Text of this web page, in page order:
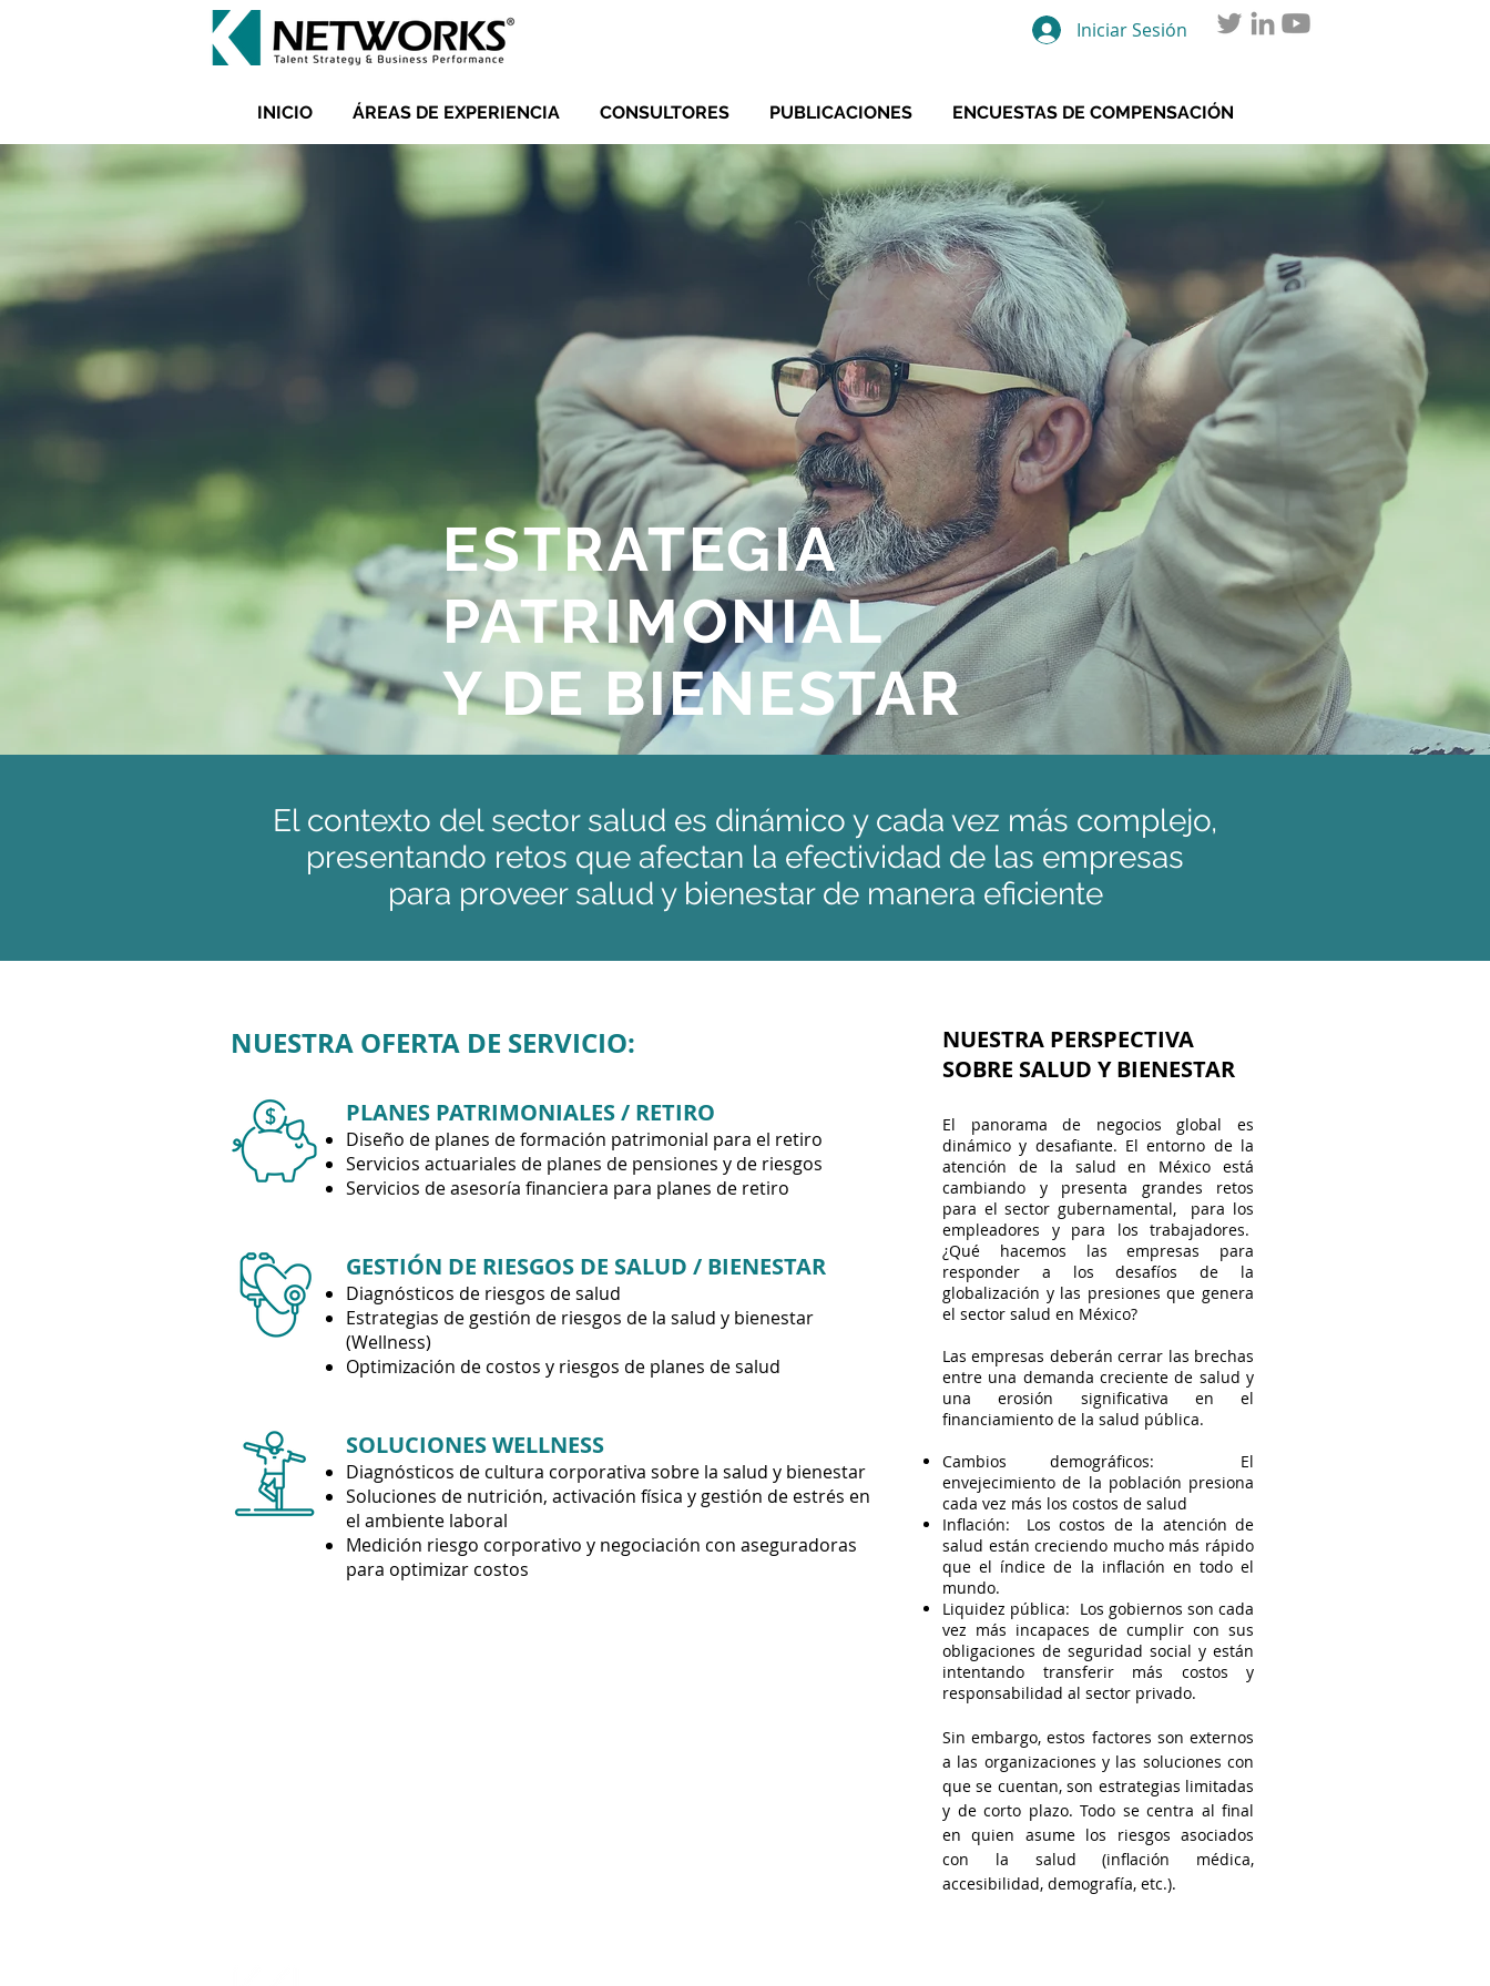
Iniciar Sesión
INICIO ÁREAS DE EXPERIENCIA CONSULTORES PUBLICACIONES ENCUESTAS DE COMPENSACIÓN
ESTRATEGIA
PATRIMONIAL
Y DE BIENESTAR
El contexto del sector salud es dinámico y cada vez más complejo,
presentando retos que afectan la efectividad de las empresas
para proveer salud y bienestar de manera eficiente
NUESTRA OFERTA DE SERVICIO:
PLANES PATRIMONIALES / RETIRO
Diseño de planes de formación patrimonial para el retiro
Servicios actuariales de planes de pensiones y de riesgos
Servicios de asesoría financiera para planes de retiro
GESTIÓN DE RIESGOS DE SALUD / BIENESTAR
Diagnósticos de riesgos de salud
Estrategias de gestión de riesgos de la salud y bienestar
(Wellness)
Optimización de costos y riesgos de planes de salud
SOLUCIONES WELLNESS
Diagnósticos de cultura corporativa sobre la salud y bienestar
Soluciones de nutrición, activación física y gestión de estrés en
el ambiente laboral
Medición riesgo corporativo y negociación con aseguradoras
para optimizar costos
NUESTRA PERSPECTIVA
SOBRE SALUD Y BIENESTAR
El panorama de negocios global es
dinámico y desafiante. El entorno de la
atención de la salud en México está
cambiando y presenta grandes retos
para el sector gubernamental, para los
empleadores y para los trabajadores.
¿Qué hacemos las empresas para
responder a los desafíos de la
globalización y las presiones que genera
el sector salud en México?
Las empresas deberán cerrar las brechas
entre una demanda creciente de salud y
una erosión significativa en el
financiamiento de la salud pública.
Cambios demográficos: El
envejecimiento de la población presiona
cada vez más los costos de salud
Inflación: Los costos de la atención de
salud están creciendo mucho más rápido
que el índice de la inflación en todo el
mundo.
Liquidez pública: Los gobiernos son cada
vez más incapaces de cumplir con sus
obligaciones de seguridad social y están
intentando transferir más costos y
responsabilidad al sector privado.
Sin embargo, estos factores son externos
a las organizaciones y las soluciones con
que se cuentan, son estrategias limitadas
y de corto plazo. Todo se centra al final
en quien asume los riesgos asociados
con la salud (inflación médica,
accesibilidad, demografía, etc.).